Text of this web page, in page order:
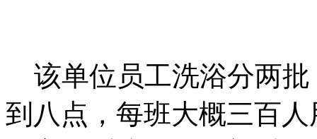
该单位员工洗浴分两
到八点，每班大概三百